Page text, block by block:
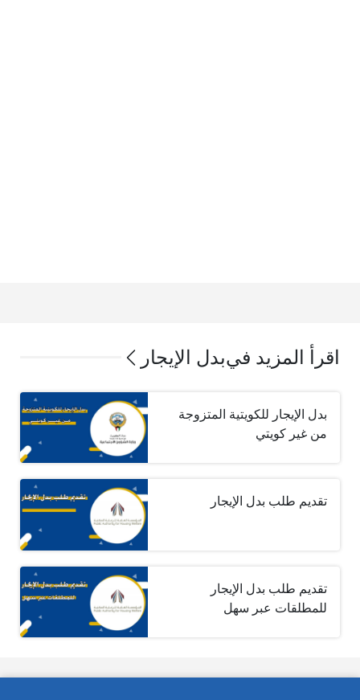
اقرأ المزيد فيبدل الإيجار
بدل الإيجار للكويتية المتزوجة
من غير كويتي
تقديم طلب بدل الإيجار
تقديم طلب بدل الإيجار
للمطلقات عبر سهل